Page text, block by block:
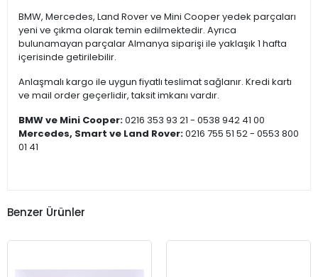
BMW, Mercedes, Land Rover ve Mini Cooper yedek parçaları
yeni ve çıkma olarak temin edilmektedir. Ayrıca
bulunamayan parçalar Almanya siparişi ile yaklaşık 1 hafta
içerisinde getirilebilir.
Anlaşmalı kargo ile uygun fiyatlı teslimat sağlanır. Kredi kartı
ve mail order geçerlidir, taksit imkanı vardır.
BMW ve Mini Cooper:0216 353 93 21 - 0538 942 41 00
Mercedes, Smart ve Land Rover:0216 755 51 52 - 0553 800
01 41
Benzer Ürünler